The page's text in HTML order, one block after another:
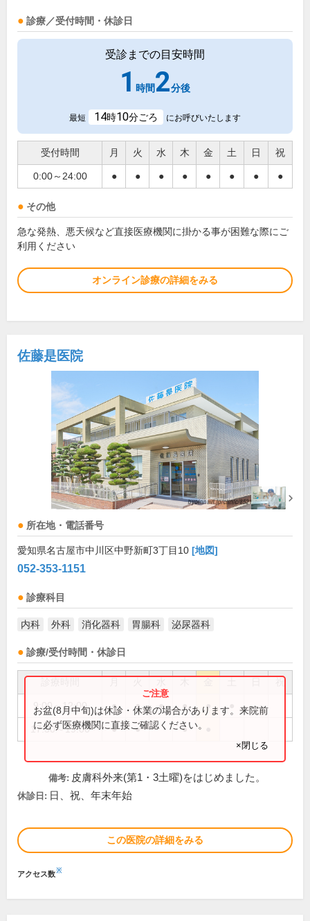
診療／受付時間・休診日
受診までの目安時間
1 時間2分後
最短 14時10分ごろ にお呼びいたします
受付時間 月 火 水 木 金 土 日 祝
0:00～24:00 ● ● ● ● ● ● ● ●
その他
急な発熱、悪天候など直接医療機関に掛かる事が困難な際にご
利用ください
オンライン診療の詳細をみる
佐藤是医院
所在地・電話番号
愛知県名古屋市中川区中野新町3丁目10 [地図]
052-353-1151
診療科目
内科 外科 消化器科 胃腸科 泌尿器科
診療/受付時間・休診日
祝
9:00～12:00 ● ● ● ● ●
17:30～19:00 ● ● ●
お盆(8月中旬)は休診・休業の場合があります。来院前
に必ず医療機関に直接ご確認ください。
×閉じる
備考: 皮膚科外来(第1・3土曜)をはじめました。
休診日: 日、祝、年末年始
この医院の詳細をみる
アクセス数※